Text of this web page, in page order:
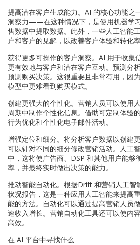
提高潜在客户生成能力。AI 的核心功能之
洞察力——在这种情况下，是使用机器学
售数据中提取数据。此外，一些人工智能
户和客户的见解，以改善客户体验和转化率
获得更多可操作的客户洞察。AI 用于收集
更有效地与客户和潜在客户互动。预测分
预测购买决策。这很重要且非常有用，因
模型中更难看到购买模式。
创建更强大的个性化。营销人员可以使用
周期中制作个性化信息。借助可定制体验
行为优化和个性化电子邮件活动。
增强定位和细分。将分析客户数据以创建
可以针对不同的细分修改营销活动。人工
中，这将使广告商、DSP 和其他用户能够
率，并最终实时做出决策的能力。
推动智能自动化。根据Drift 和营销人工智
状况报告，这是一种应用人工智能来提高
能的方法。自动化可以通过提高营销人员
速收入增长。营销自动化工具还可以使内
高效。
在 AI 平台中寻找什么